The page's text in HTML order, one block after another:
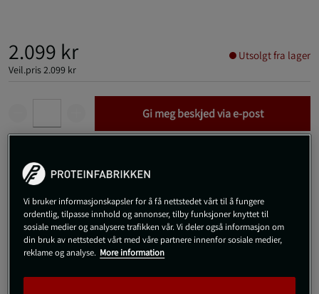
2.099 kr
Veil.pris2.099 kr
Utsolgt fra lager
Gi meg beskjed via e-post
!
kommer på lager igen.
SKU #R-RPM-3-BK-R| EAN810091141298
Få målrettet muskelavlastning uansett hvor du er med Chirp
Mini.
Les mer
Vi bruker informasjonskapsler for å få nettstedet vårt til å fungere
ordentlig, tilpasse innhold og annonser, tilby funksjoner knyttet til
sosiale medier og analysere trafikken vår. Vi deler også informasjon om
din bruk av nettstedet vårt med våre partnere innenfor sosiale medier,
reklame og analyse. More information